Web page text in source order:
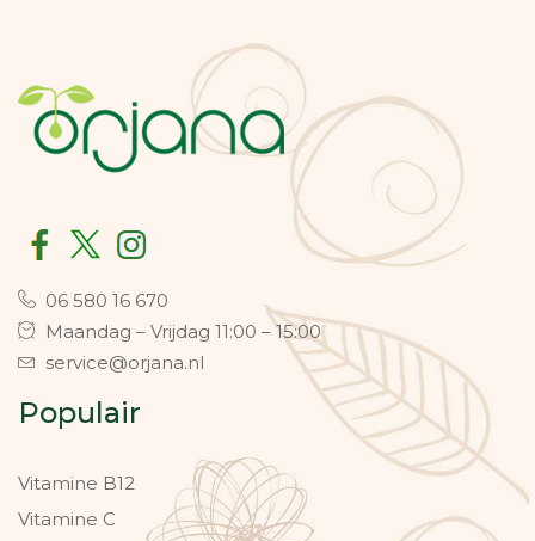
06 580 16 670
Maandag – Vrijdag 11:00 – 15:00
service@orjana.nl
Populair
Vitamine B12
Vitamine C